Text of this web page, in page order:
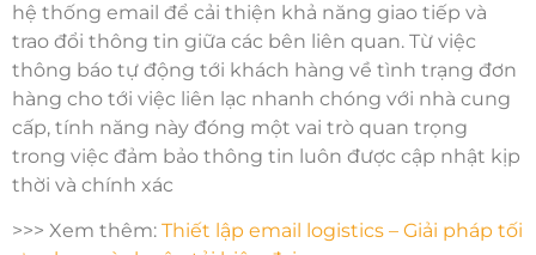
hệ thống email để cải thiện khả năng giao tiếp và
trao đổi thông tin giữa các bên liên quan. Từ việc
thông báo tự động tới khách hàng về tình trạng đơn
hàng cho tới việc liên lạc nhanh chóng với nhà cung
cấp, tính năng này đóng một vai trò quan trọng
trong việc đảm bảo thông tin luôn được cập nhật kịp
thời và chính xác​
>>> Xem thêm: Thiết lập email logistics – Giải pháp tối